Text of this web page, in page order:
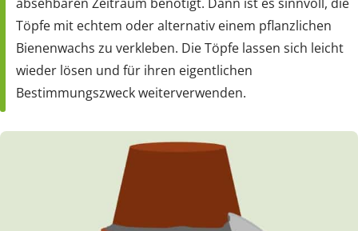
Töpfe mit echtem oder alternativ einem pflanzlichen
Bienenwachs zu verkleben. Die Töpfe lassen sich leicht
wieder lösen und für ihren eigentlichen
Bestimmungszweck weiterverwenden.